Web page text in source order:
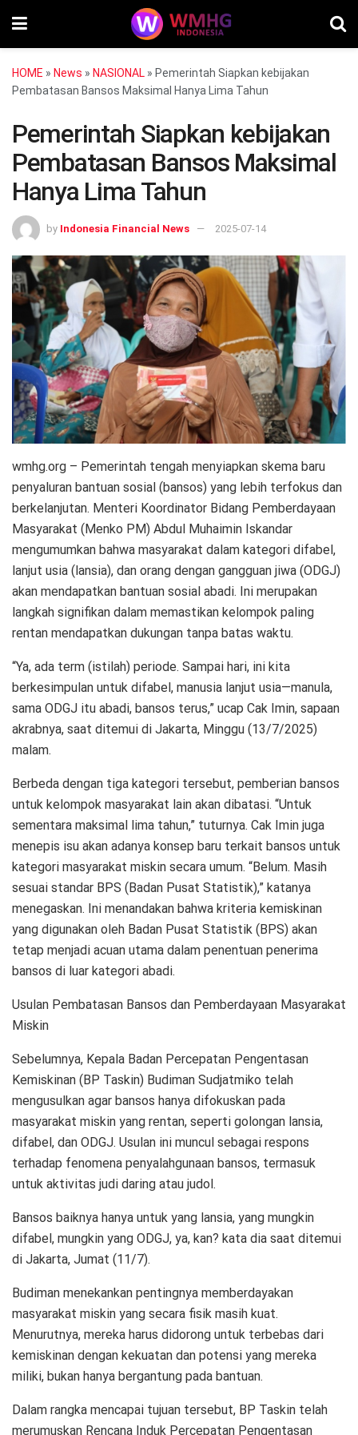
HOME » News » NASIONAL » Pemerintah Siapkan kebijakan
Pembatasan Bansos Maksimal Hanya Lima Tahun
Pemerintah Siapkan kebijakan
Pembatasan Bansos Maksimal
Hanya Lima Tahun
by Indonesia Financial News 2025-07-14
wmhg.org – Pemerintah tengah menyiapkan skema baru
penyaluran bantuan sosial (bansos) yang lebih terfokus dan
berkelanjutan. Menteri Koordinator Bidang Pemberdayaan
Masyarakat (Menko PM) Abdul Muhaimin Iskandar
mengumumkan bahwa masyarakat dalam kategori difabel,
lanjut usia (lansia), dan orang dengan gangguan jiwa (ODGJ)
akan mendapatkan bantuan sosial abadi. Ini merupakan
langkah signifikan dalam memastikan kelompok paling
rentan mendapatkan dukungan tanpa batas waktu.
“Ya, ada term (istilah) periode. Sampai hari, ini kita
berkesimpulan untuk difabel, manusia lanjut usia—manula,
sama ODGJ itu abadi, bansos terus,” ucap Cak Imin, sapaan
akrabnya, saat ditemui di Jakarta, Minggu (13/7/2025)
malam.
Berbeda dengan tiga kategori tersebut, pemberian bansos
untuk kelompok masyarakat lain akan dibatasi. “Untuk
sementara maksimal lima tahun,” tuturnya. Cak Imin juga
menepis isu akan adanya konsep baru terkait bansos untuk
kategori masyarakat miskin secara umum. “Belum. Masih
sesuai standar BPS (Badan Pusat Statistik),” katanya
menegaskan. Ini menandakan bahwa kriteria kemiskinan
yang digunakan oleh Badan Pusat Statistik (BPS) akan
tetap menjadi acuan utama dalam penentuan penerima
bansos di luar kategori abadi.
Usulan Pembatasan Bansos dan Pemberdayaan Masyarakat
Miskin
Sebelumnya, Kepala Badan Percepatan Pengentasan
Kemiskinan (BP Taskin) Budiman Sudjatmiko telah
mengusulkan agar bansos hanya difokuskan pada
masyarakat miskin yang rentan, seperti golongan lansia,
difabel, dan ODGJ. Usulan ini muncul sebagai respons
terhadap fenomena penyalahgunaan bansos, termasuk
untuk aktivitas judi daring atau judol.
Bansos baiknya hanya untuk yang lansia, yang mungkin
difabel, mungkin yang ODGJ, ya, kan? kata dia saat ditemui
di Jakarta, Jumat (11/7).
Budiman menekankan pentingnya memberdayakan
masyarakat miskin yang secara fisik masih kuat.
Menurutnya, mereka harus didorong untuk terbebas dari
kemiskinan dengan kekuatan dan potensi yang mereka
miliki, bukan hanya bergantung pada bantuan.
Dalam rangka mencapai tujuan tersebut, BP Taskin telah
merumuskan Rencana Induk Percepatan Pengentasan